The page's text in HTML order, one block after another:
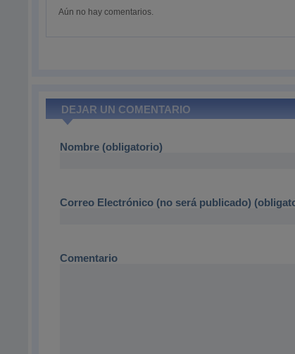
Aún no hay comentarios.
DEJAR UN COMENTARIO
Nombre (obligatorio)
Correo Electrónico (no será publicado)
Comentario